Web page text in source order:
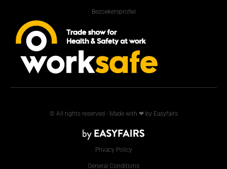
Bezoekersprofiel
© All rights reserved - Made with ❤ by Easyfairs
Privacy Policy
General Conditions